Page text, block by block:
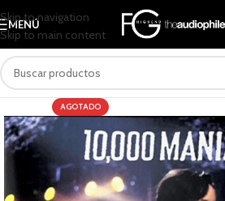
Skip to navigation
Skip to main content
MENÚ
AGOTADO